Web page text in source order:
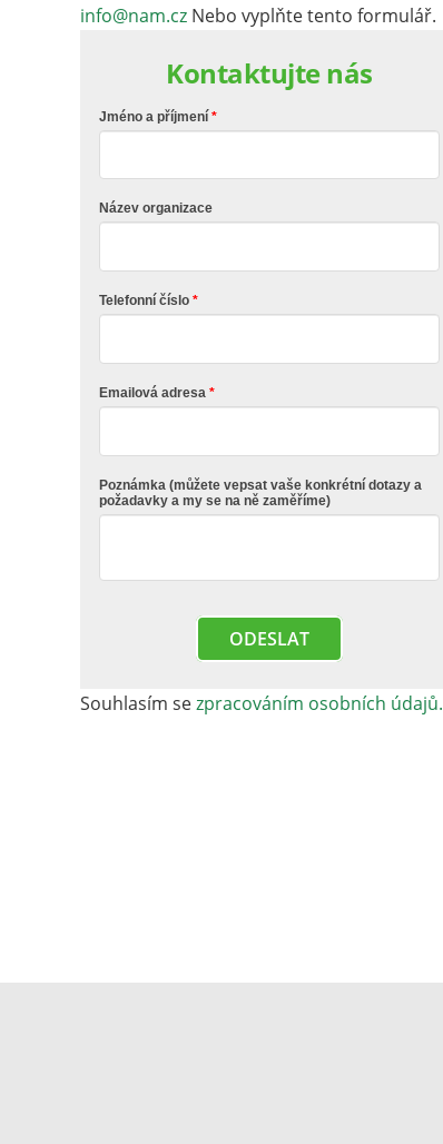
info@nam.cz Nebo vyplňte tento formulář.
Kontaktujte nás
Jméno a příjmení
Název organizace
Telefonní číslo
Emailová adresa
Poznámka (můžete vepsat vaše konkrétní dotazy a
požadavky a my se na ně zaměříme)
ODESLAT
Souhlasím sezpracováním osobních údajů.